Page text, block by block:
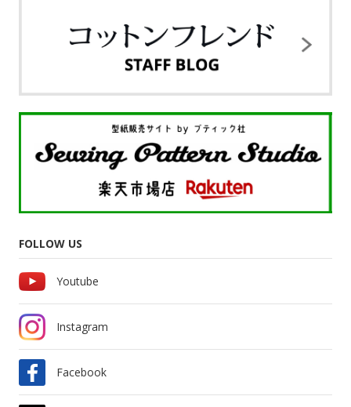
FOLLOW US
Youtube
Instagram
Facebook